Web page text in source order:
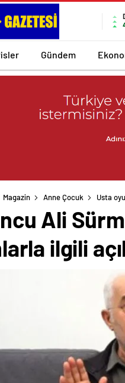
Gündem
Magazin Anne Çocuk Usta
Ali
ilgili